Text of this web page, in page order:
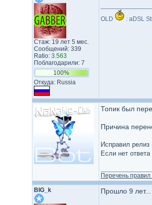
Стаж: 19 лет 5 мес.
Сообщений: 339
Ratio: 3.563
Поблагодарили: 7
100%
Откуда: Russia
OLD
: aDSL
Топик был
Причина
Исправил
Если нет
Перечень
BIG_k Прошло 9